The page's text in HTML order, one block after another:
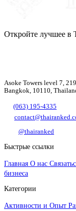
Откройте лучшее в
Asoke Towers level 7,
Bangkok, 10110,
(063) 195-4335
@thairanked
Быстрые ссылки
Главная О нас
бизнеса
Категории
Активности и Опыт